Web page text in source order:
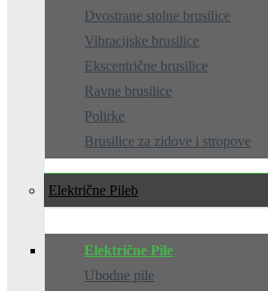
Dvostrane stolne brusilice
Vibracijske brusilice
Ekscentrične brusilice
Ravne brusilice
Polirke
Brusilice za zidove i stropove
Električne Pile
Električne Pile
Ubodne pile